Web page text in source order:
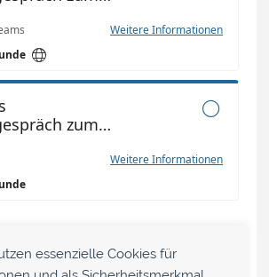
essenzielle Cookies für